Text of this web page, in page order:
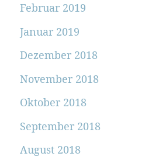
Februar 2019
Januar 2019
Dezember 2018
November 2018
Oktober 2018
September 2018
August 2018